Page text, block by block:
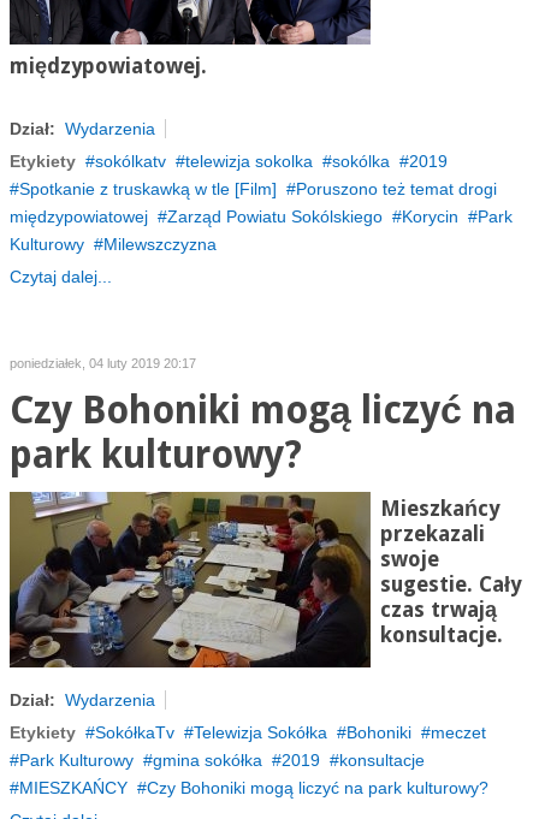
międzypowiatowej.
Dział: Wydarzenia
Etykiety
sokólkatv telewizja sokolka sokólka
2019
Spotkanie z truskawką w tle [Film]
Poruszono też temat drogi
międzypowiatowej
Zarząd Powiatu Sokólskiego Korycin
Park
Kulturowy
Milewszczyzna
Czytaj dalej...
poniedziałek, 04 luty 2019 20:17
Czy Bohoniki mogą liczyć na
park kulturowy?
Mieszkańcy
przekazali
swoje
sugestie. Cały
czas trwają
konsultacje.
Dział: Wydarzenia
Etykiety
SokółkaTv Telewizja Sokółka Bohoniki
meczet
Park Kulturowy
gmina sokółka 2019
konsultacje
MIESZKAŃCY
Czy Bohoniki mogą liczyć na park kulturowy?